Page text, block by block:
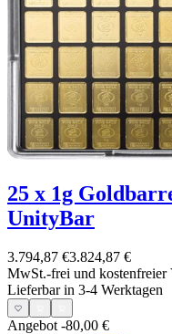
25 x 1g
UnityBar
3.794,87 €3.824,87 €
MwSt.-frei und kostenfreier
Lieferbar in 3-4 Werktagen
Angebot -80,00 €